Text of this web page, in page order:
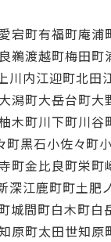
愛宕町有福町庵浦
鵜渡越町梅田町
川内江迎町北田
大潟町大岳台町大
木町川下町川谷
町黒石小佐々町
町金比良町栄町
深江鹿町町土肥
城間町白木町白
原町太田世知原